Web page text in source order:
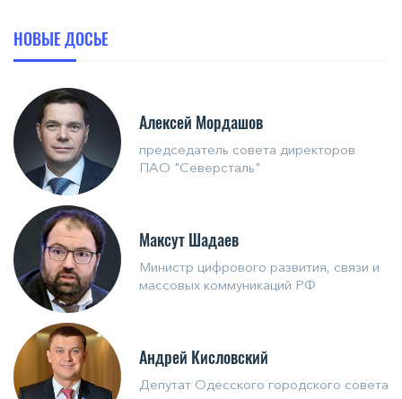
НОВЫЕ ДОСЬЕ
Алексей Мордашов
председатель совета директоров
ПАО "Северсталь"
Максут Шадаев
Министр цифрового развития, связи и
массовых коммуникаций РФ
Андрей Кисловский
Депутат Одесского городского совета